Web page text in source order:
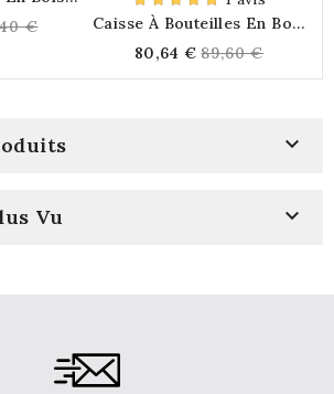
€
Caisse À Bouteilles En Bois
80,64 € Regular
price
89,60 €

Vu 